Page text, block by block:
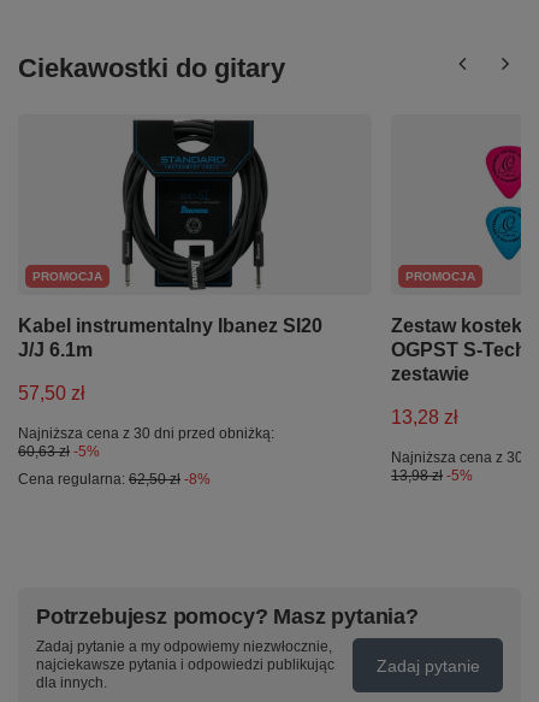
Ciekawostki do gitary
PROMOCJA
Kabel instrumentalny Ibanez SI20
J/J 6.1m
57,50 zł
Najniższa cena z 30 dni przed obniżką:
60,63 zł -5%
Cena regularna: 62,50 zł -8%
PROMOCJA
Zestaw kostek
OGPST S-Tech
zestawie
13,28 zł
Najniższa cena z 30
13,98 zł -5%
Potrzebujesz pomocy? Masz pytania?
Zadaj pytanie a my odpowiemy niezwłocznie,
najciekawsze pytania i odpowiedzi publikując
dla innych.
Zadaj pytanie